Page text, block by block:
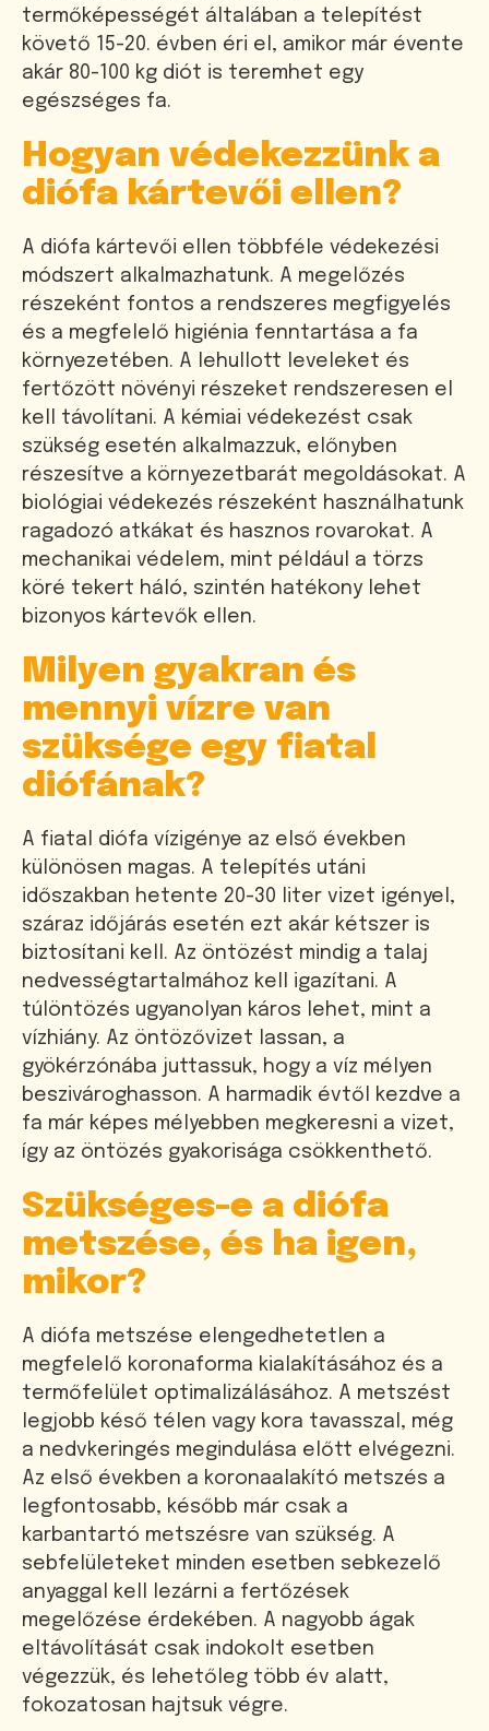
termőképességét általában a telepítést
követő 15-20. évben éri el, amikor már évente
akár 80-100 kg diót is teremhet egy
egészséges fa.
Hogyan védekezzünk a
diófa kártevői ellen?
A diófa kártevői ellen többféle védekezési
módszert alkalmazhatunk. A megelőzés
részeként fontos a rendszeres megfigyelés
és a megfelelő higiénia fenntartása a fa
környezetében. A lehullott leveleket és
fertőzött növényi részeket rendszeresen el
kell távolítani. A kémiai védekezést csak
szükség esetén alkalmazzuk, előnyben
részesítve a környezetbarát megoldásokat. A
biológiai védekezés részeként használhatunk
ragadozó atkákat és hasznos rovarokat. A
mechanikai védelem, mint például a törzs
köré tekert háló, szintén hatékony lehet
bizonyos kártevők ellen.
Milyen gyakran és
mennyi vízre van
szüksége egy fiatal
diófának?
A fiatal diófa vízigénye az első években
különösen magas. A telepítés utáni
időszakban hetente 20-30 liter vizet igényel,
száraz időjárás esetén ezt akár kétszer is
biztosítani kell. Az öntözést mindig a talaj
nedvességtartalmához kell igazítani. A
túlöntözés ugyanolyan káros lehet, mint a
vízhiány. Az öntözővizet lassan, a
gyökérzónába juttassuk, hogy a víz mélyen
beszivároghasson. A harmadik évtől kezdve a
fa már képes mélyebben megkeresni a vizet,
így az öntözés gyakorisága csökkenthető.
Szükséges-e a diófa
metszése, és ha igen,
mikor?
A diófa metszése elengedhetetlen a
megfelelő koronaforma kialakításához és a
termőfelület optimalizálásához. A metszést
legjobb késő télen vagy kora tavasszal, még
a nedvkeringés megindulása előtt elvégezni.
Az első években a koronaalakító metszés a
legfontosabb, később már csak a
karbantartó metszésre van szükség. A
sebfelületeket minden esetben sebkezelő
anyaggal kell lezárni a fertőzések
megelőzése érdekében. A nagyobb ágak
eltávolítását csak indokolt esetben
végezzük, és lehetőleg több év alatt,
fokozatosan hajtsuk végre.